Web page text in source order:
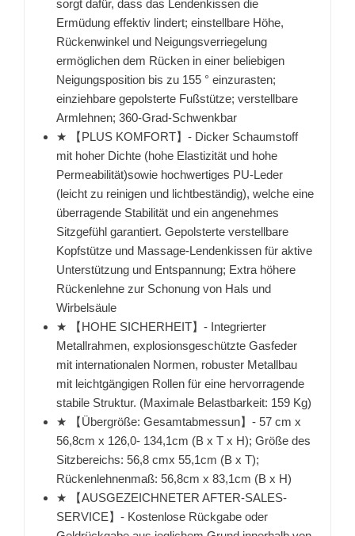
sorgt dafür, dass das Lendenkissen die
Ermüdung effektiv lindert; einstellbare Höhe,
Rückenwinkel und Neigungsverriegelung
ermöglichen dem Rücken in einer beliebigen
Neigungsposition bis zu 155 ° einzurasten;
einziehbare gepolsterte Fußstütze; verstellbare
Armlehnen; 360-Grad-Schwenkbar
★ 【PLUS KOMFORT】- Dicker Schaumstoff
mit hoher Dichte (hohe Elastizität und hohe
Permeabilität)sowie hochwertiges PU-Leder
(leicht zu reinigen und lichtbeständig), welche eine
überragende Stabilität und ein angenehmes
Sitzgefühl garantiert. Gepolsterte verstellbare
Kopfstütze und Massage-Lendenkissen für aktive
Unterstützung und Entspannung; Extra höhere
Rückenlehne zur Schonung von Hals und
Wirbelsäule
★ 【HOHE SICHERHEIT】- Integrierter
Metallrahmen, explosionsgeschützte Gasfeder
mit internationalen Normen, robuster Metallbau
mit leichtgängigen Rollen für eine hervorragende
stabile Struktur. (Maximale Belastbarkeit: 159 Kg)
★ 【Übergröße: Gesamtabmessun】- 57 cm x
56,8cm x 126,0- 134,1cm (B x T x H); Größe des
Sitzbereichs: 56,8 cmx 55,1cm (B x T);
Rückenlehnenmaß: 56,8cm x 83,1cm (B x H)
★ 【AUSGEZEICHNETER AFTER-SALES-
SERVICE】- Kostenlose Rückgabe oder